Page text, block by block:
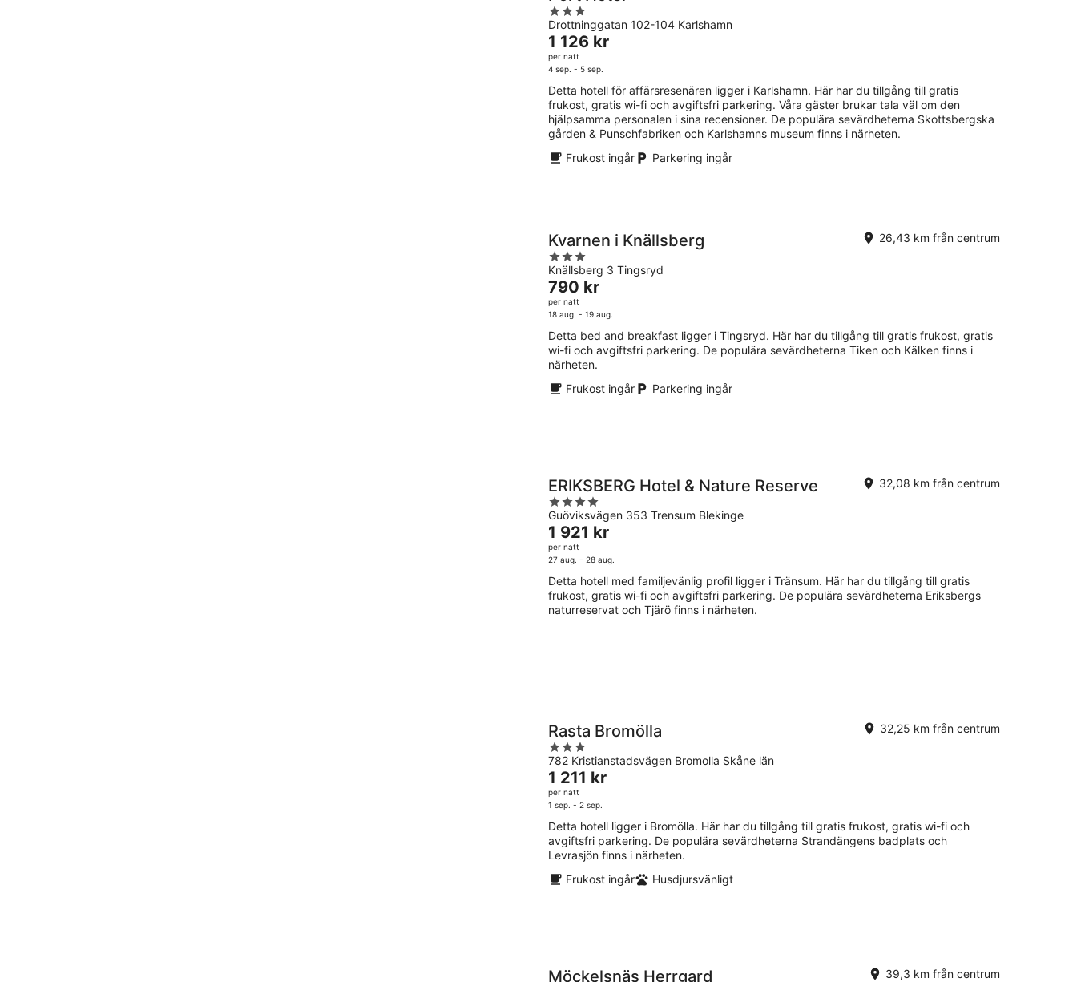
3
out
of
5
Drottninggatan 102-104 Karlshamn
Priset
är
1 126 kr
per
natt
1 126 kr
per natt
4 sep. - 5 sep.
Detta hotell för affärsresenären ligger i Karlshamn. Här har du tillgång till gratis
frukost, gratis wi-fi och avgiftsfri parkering. Våra gäster brukar tala väl om den
hjälpsamma personalen i sina recensioner. De populära sevärdheterna Skottsbergska
gården & Punschfabriken och Karlshamns museum finns i närheten.
Frukost ingår
Parkering ingår
Kvarnen i Knällsberg
3
out
of
5
Knällsberg 3 Tingsryd
26,43 km från centrum
Priset
är
790 kr
per
natt
790 kr
per natt
18 aug. - 19 aug.
Detta bed and breakfast ligger i Tingsryd. Här har du tillgång till gratis frukost, gratis
wi-fi och avgiftsfri parkering. De populära sevärdheterna Tiken och Kälken finns i
närheten.
Frukost ingår
Parkering ingår
ERIKSBERG Hotel & Nature Reserve
4
out
of
5
Guöviksvägen 353 Trensum Blekinge
32,08 km från centrum
Priset
är
1 921 kr
per
natt
1 921 kr
per natt
27 aug. - 28 aug.
Detta hotell med familjevänlig profil ligger i Tränsum. Här har du tillgång till gratis
frukost, gratis wi-fi och avgiftsfri parkering. De populära sevärdheterna Eriksbergs
naturreservat och Tjärö finns i närheten.
Rasta Bromölla
3
out
of
5
782 Kristianstadsvägen Bromolla Skåne län
32,25 km från centrum
Priset
är
1 211 kr
per
natt
1 211 kr
per natt
1 sep. - 2 sep.
Detta hotell ligger i Bromölla. Här har du tillgång till gratis frukost, gratis wi-fi och
avgiftsfri parkering. De populära sevärdheterna Strandängens badplats och
Levrasjön finns i närheten.
Frukost ingår
Husdjursvänligt
Möckelsnäs Herrgard 39,3 km från centrum